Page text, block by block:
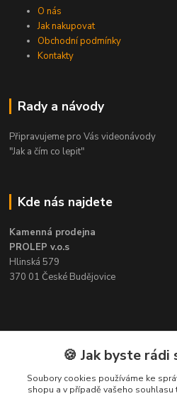
O nás
Jak nakupovat
Obchodní podmínky
Kontakty
Rady a návody
Připravujeme pro Vás videonávody
"Jak a čím co lepit"
Kde nás najdete
Kamenná prodejna
PROLEP v.o.s
Hlinská 579
370 01 České Budějovice
Kontakt
Pavel Šedivý
🍪 Jak byste rádi
Soubory cookies používáme ke
shopu a v případě vašeho